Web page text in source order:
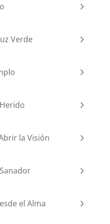
Verde
la Visión
el Alma